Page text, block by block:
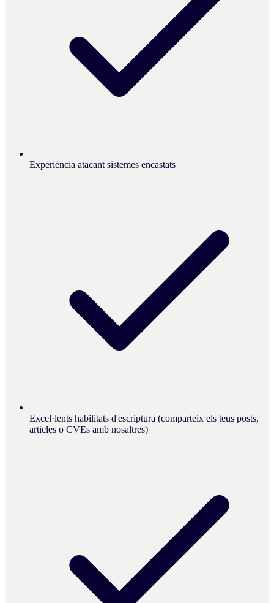
Experiència atacant sistemes encastats
Excel·lents habilitats d'escriptura (comparteix els teus posts,
articles o CVEs amb nosaltres)